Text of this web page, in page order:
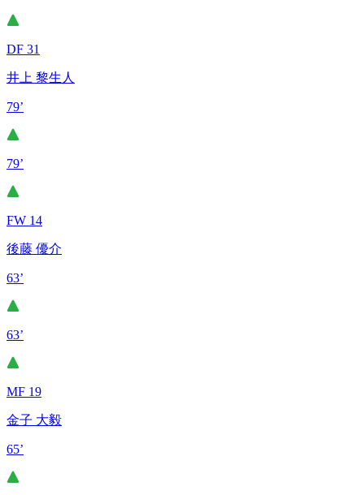
DF 31
井上 黎生人
79’
79’
FW 14
後藤 優介
63’
63’
MF 19
金子 大毅
65’